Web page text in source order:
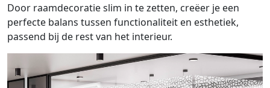
Door raamdecoratie slim in te zetten, creëer je een
perfecte balans tussen functionaliteit en esthetiek,
passend bij de rest van het interieur.